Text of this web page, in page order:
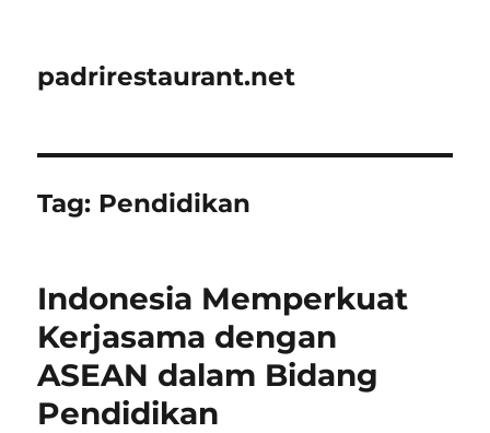
padrirestaurant.net
Tag: Pendidikan
Indonesia Memperkuat
Kerjasama dengan
ASEAN dalam Bidang
Pendidikan